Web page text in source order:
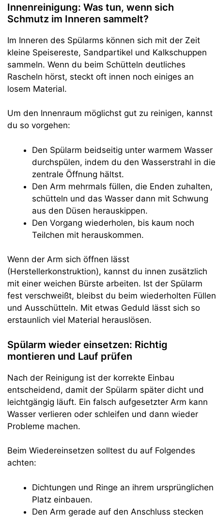
Innenreinigung: Was tun, wenn sich
Schmutz im Inneren sammelt?
Im Inneren des Spülarms können sich mit der Zeit
kleine Speisereste, Sandpartikel und Kalkschuppen
sammeln. Wenn du beim Schütteln deutliches
Rascheln hörst, steckt oft innen noch einiges an
losem Material.
Um den Innenraum möglichst gut zu reinigen, kannst
du so vorgehen:
Den Spülarm beidseitig unter warmem Wasser
durchspülen, indem du den Wasserstrahl in die
zentrale Öffnung hältst.
Den Arm mehrmals füllen, die Enden zuhalten,
schütteln und das Wasser dann mit Schwung
aus den Düsen herauskippen.
Den Vorgang wiederholen, bis kaum noch
Teilchen mit herauskommen.
Wenn der Arm sich öffnen lässt
(Herstellerkonstruktion), kannst du innen zusätzlich
mit einer weichen Bürste arbeiten. Ist der Spülarm
fest verschweißt, bleibst du beim wiederholten Füllen
und Ausschütteln. Mit etwas Geduld lässt sich so
erstaunlich viel Material herauslösen.
Spülarm wieder einsetzen: Richtig
montieren und Lauf prüfen
Nach der Reinigung ist der korrekte Einbau
entscheidend, damit der Spülarm später dicht und
leichtgängig läuft. Ein falsch aufgesetzter Arm kann
Wasser verlieren oder schleifen und dann wieder
Probleme machen.
Beim Wiedereinsetzen solltest du auf Folgendes
achten:
Dichtungen und Ringe an ihrem ursprünglichen
Platz einbauen.
Den Arm gerade auf den Anschluss stecken